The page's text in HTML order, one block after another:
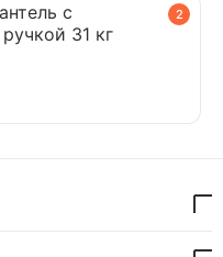
2
c
вращающейся ручкой 31 кг